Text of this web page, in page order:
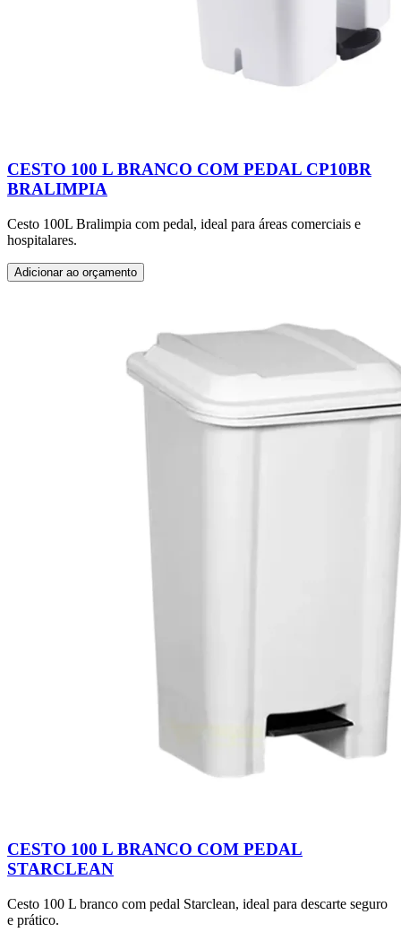
CESTO 100 L BRANCO COM PEDAL CP10BR
BRALIMPIA
Cesto 100L Bralimpia com pedal, ideal para áreas comerciais e
hospitalares.
Adicionar ao orçamento
CESTO 100 L BRANCO COM PEDAL
STARCLEAN
Cesto 100 L branco com pedal Starclean, ideal para descarte seguro
e prático.